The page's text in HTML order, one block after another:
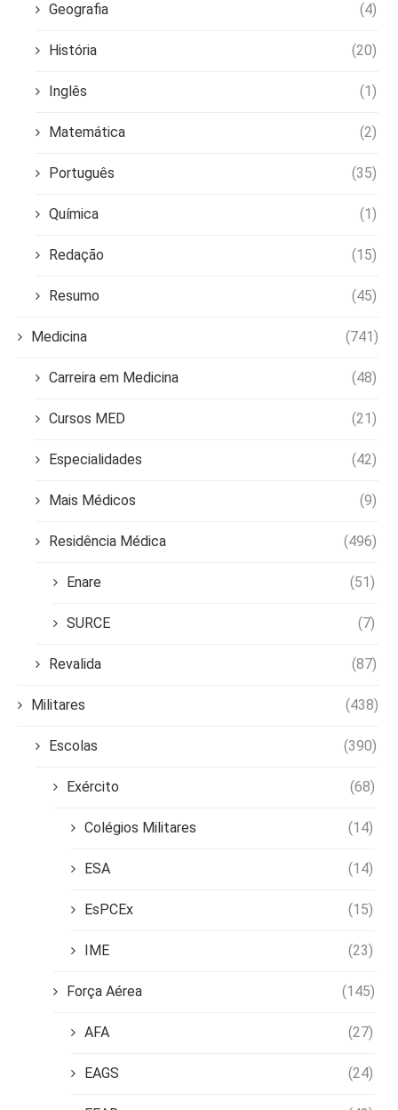
Geografia (4)
História (20)
Inglês (1)
Matemática (2)
Português (35)
Química (1)
Redação (15)
Resumo (45)
Medicina (741)
Carreira em Medicina (48)
Cursos MED (21)
Especialidades (42)
Mais Médicos (9)
Residência Médica (496)
Enare (51)
SURCE (7)
Revalida (87)
Militares (438)
Escolas (390)
Exército (68)
Colégios Militares (14)
ESA (14)
EsPCEx (15)
IME (23)
Força Aérea (145)
AFA (27)
EAGS (24)